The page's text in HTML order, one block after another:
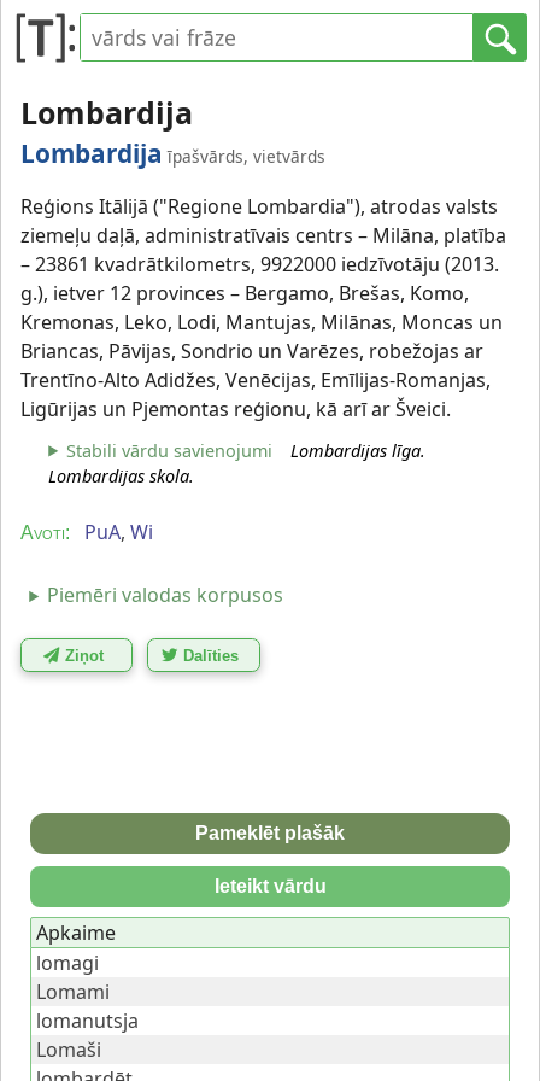
Lombardija
Lombardija īpašvārds, vietvārds
Reģions Itālijā ("Regione Lombardia"), atrodas valsts
ziemeļu daļā, administratīvais centrs – Milāna, platība
– 23861 kvadrātkilometrs, 9922000 iedzīvotāju (2013.
g.), ietver 12 provinces – Bergamo, Brešas, Komo,
Kremonas, Leko, Lodi, Mantujas, Milānas, Moncas un
Briancas, Pāvijas, Sondrio un Varēzes, robežojas ar
Trentīno-Alto Adidžes, Venēcijas, Emīlijas-Romanjas,
Ligūrijas un Pjemontas reģionu, kā arī ar Šveici.
Stabili vārdu savienojumi
Lombardijas līga.
Lombardijas skola.
Avoti: PuA, Wi
Piemēri valodas korpusos
Ziņot Dalīties
Pameklēt plašāk
Ieteikt vārdu
Apkaime
lomagi
Lomami
lomanutsja
Lomaši